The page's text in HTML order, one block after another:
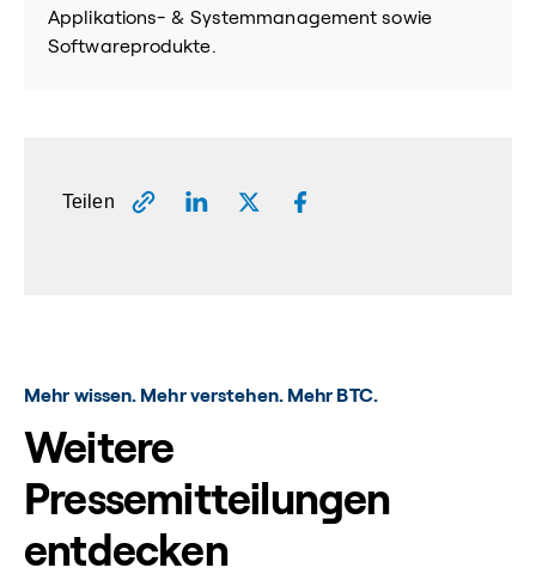
Applikations- & Systemmanagement sowie
Softwareprodukte.
Teilen
Mehr wissen. Mehr verstehen. Mehr BTC.
Weitere
Pressemitteilungen
entdecken